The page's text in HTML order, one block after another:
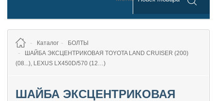
Каталог
БОЛТЫ
ШАЙБА ЭКСЦЕНТРИКОВАЯ TOYOTA LAND CRUISER (200)
(08...), LEXUS LX450D/570 (12…)
ШАЙБА ЭКСЦЕНТРИКОВАЯ